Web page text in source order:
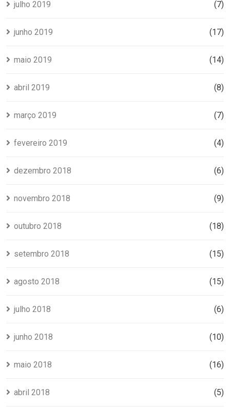
julho 2019 (7)
junho 2019 (17)
maio 2019 (14)
abril 2019 (8)
março 2019 (7)
fevereiro 2019 (4)
dezembro 2018 (6)
novembro 2018 (9)
outubro 2018 (18)
setembro 2018 (15)
agosto 2018 (15)
julho 2018 (6)
junho 2018 (10)
maio 2018 (16)
abril 2018 (5)